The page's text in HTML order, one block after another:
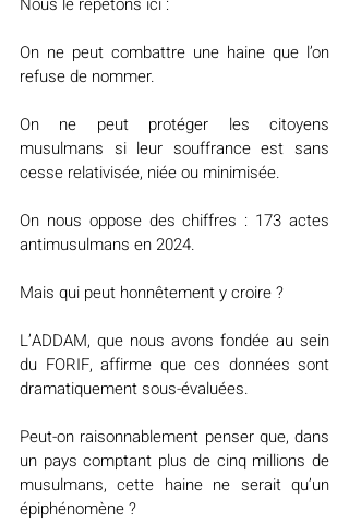
On ne peut combattre une haine que l’on
refuse de nommer.
On ne peut protéger les citoyens
musulmans si leur souffrance est sans
cesse relativisée, niée ou minimisée.
On nous oppose des chiffres : 173 actes
antimusulmans en 2024.
Mais qui peut honnêtement y croire ?
L’ADDAM, que nous avons fondée au sein
du FORIF, affirme que ces données sont
dramatiquement sous-évaluées.
Peut-on raisonnablement penser que, dans
un pays comptant plus de cinq millions de
musulmans, cette haine ne serait qu’un
épiphénomène ?